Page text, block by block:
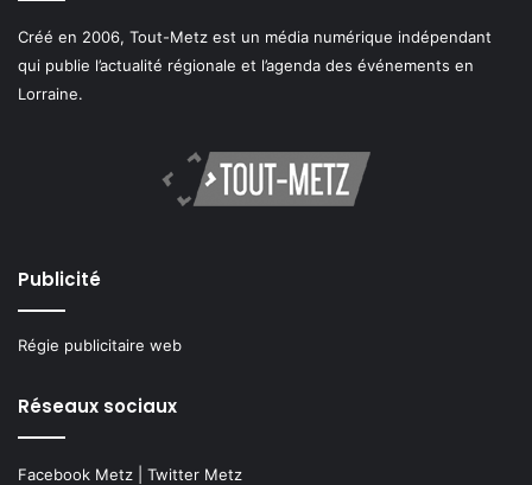
Créé en 2006, Tout-Metz est un média numérique indépendant
qui publie l’actualité régionale et l’agenda des événements en
Lorraine.
Publicité
Régie publicitaire web
Réseaux sociaux
Facebook Metz Twitter Metz